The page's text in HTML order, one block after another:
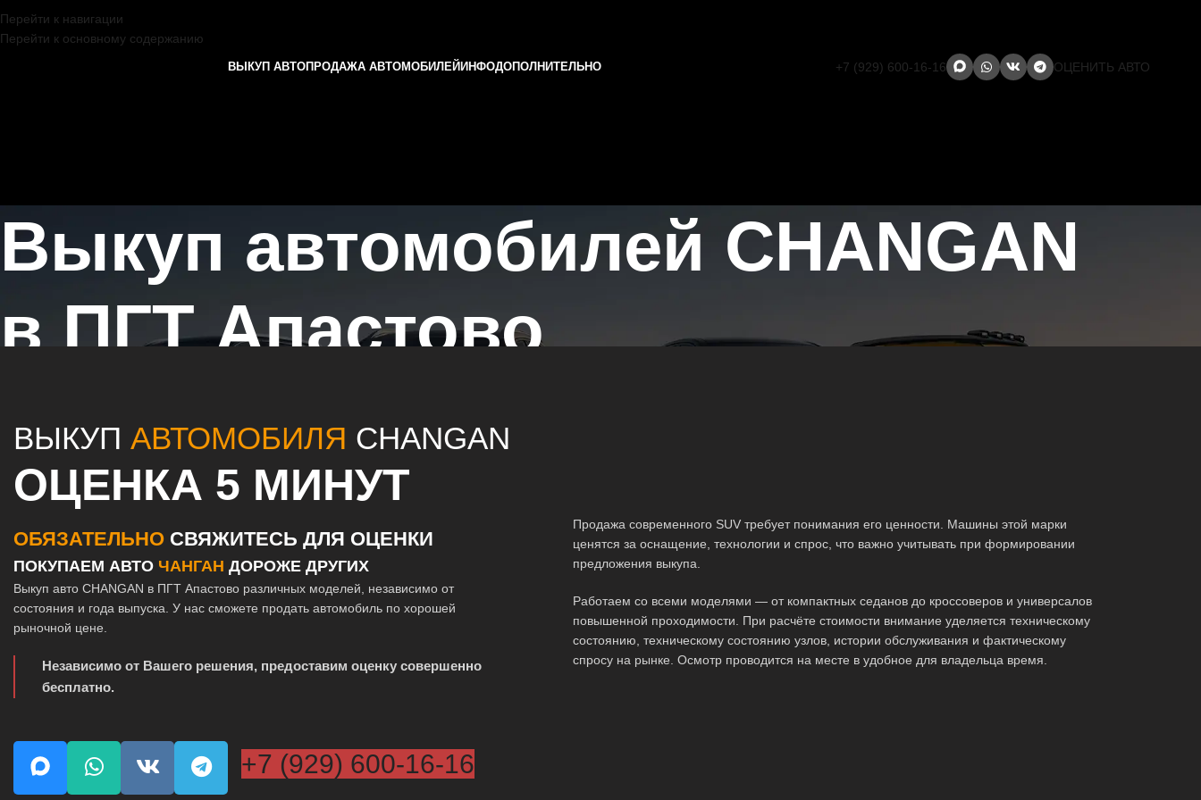
Перейти к навигации
Перейти к основному содержанию
ВЫКУП АВТОПРОДАЖА АВТОМОБИЛЕЙ ИНФОДОПОЛНИТЕЛЬНО +7 (929) 600-16-16 ОЦЕНИТЬ АВТО
Выкуп автомобилей CHANGAN
в ПГТ Апастово
ВЫКУП АВТОМОБИЛЯ CHANGAN
ОЦЕНКА 5 МИНУТ
ОБЯЗАТЕЛЬНО СВЯЖИТЕСЬ ДЛЯ ОЦЕНКИ
ПОКУПАЕМ АВТО ЧАНГАН ДОРОЖЕ ДРУГИХ
Выкуп авто CHANGAN в ПГТ Апастово различных моделей, независимо от
состояния и года выпуска. У нас сможете продать автомобиль по хорошей
рыночной цене.
Независимо от Вашего решения, предоставим оценку совершенно
бесплатно.
+7 (929) 600-16-16
Продажа современного SUV требует понимания его ценности. Машины этой марки
ценятся за оснащение, технологии и спрос, что важно учитывать при формировании
предложения выкупа.
Работаем со всеми моделями — от компактных седанов до кроссоверов и универсалов
повышенной проходимости. При расчёте стоимости внимание уделяется техническому
состоянию, техническому состоянию узлов, истории обслуживания и фактическому
спросу на рынке. Осмотр проводится на месте в удобное для владельца время.